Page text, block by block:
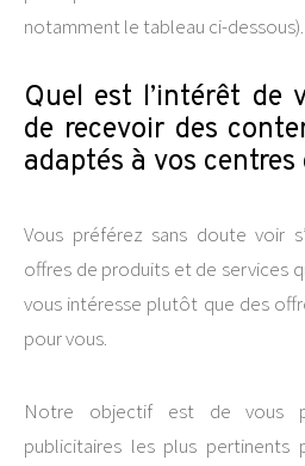
notamment le tableau ci-dessous).
Quel est l’intérêt de
de recevoir des
adaptés à vos centres
Vous préférez sans doute voir
offres de produits et de services
vous intéresse plutôt que des
pour vous.
Notre objectif est de vous
publicitaires les plus pertinents